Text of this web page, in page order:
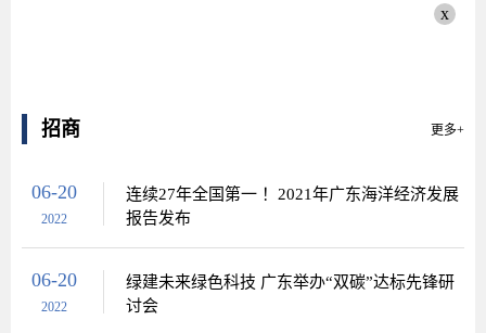
x
招商 更多+
06-20
2022
连续27年全国第一 ！2021年广东海洋经济发展
报告发布
06-20
2022
绿建未来绿色科技 广东举办“双碳”达标先锋研
讨会